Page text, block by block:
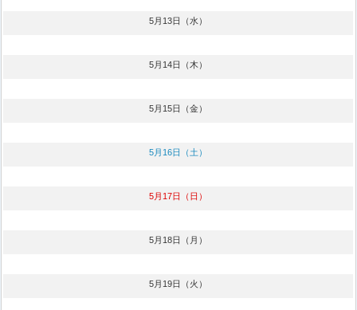
5月13日（水）
5月14日（木）
5月15日（金）
5月16日（土）
5月17日（日）
5月18日（月）
5月19日（火）